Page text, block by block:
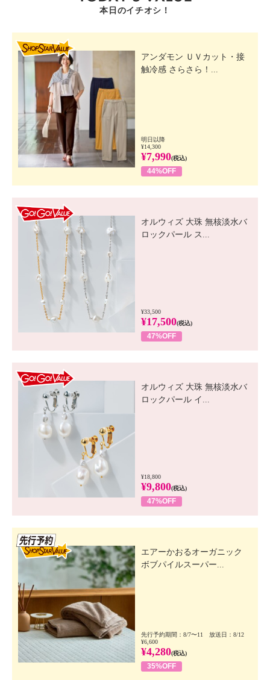
本日のイチオシ！
アンダモン ＵＶカット・接
触冷感 さらさら！...
明日以降
¥14,300
¥7,990(税込)
44%OFF
オルウィズ 大珠 無核淡水バ
ロックパール ス...
¥33,500
¥17,500(税込)
47%OFF
オルウィズ 大珠 無核淡水バ
ロックパール イ...
¥18,800
¥9,800(税込)
47%OFF
エアーかおるオーガニック
ボブパイルスーパー...
先行予約期間：8/7〜11 放送日：8/12
¥6,600
¥4,280(税込)
35%OFF